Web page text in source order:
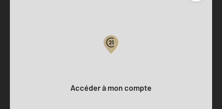
Accéder à mon compte